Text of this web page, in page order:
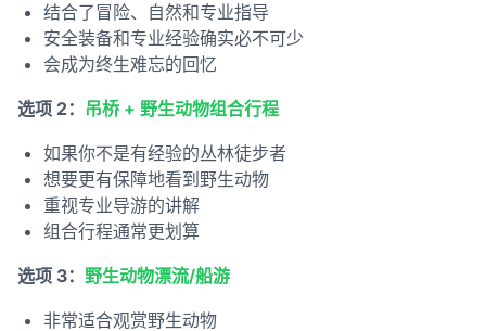
结合了冒险、自然和专业指导
安全装备和专业经验确实必不可少
会成为终生难忘的回忆
选项 2： 吊桥 + 野生动物组合行程
如果你不是有经验的丛林徒步者
想要更有保障地看到野生动物
重视专业导游的讲解
组合行程通常更划算
选项 3： 野生动物漂流/船游
非常适合观赏野生动物